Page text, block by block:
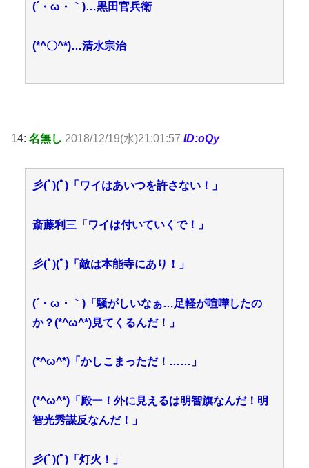
(´・ω・｀)…黒田官兵衛
(*^〇^*)…清水宗治
14: 名無し 2018/12/19(水)21:01:57 ID:oQy
彡(ﾟ)(ﾟ)「ワイはあいつを許さない！」
斎藤利三「ワイは付いていくで！」
彡(ﾟ)(ﾟ)「敵は本能寺にあり！」
(´・ω・｀)「騒がしいなぁ…足軽が喧嘩したの
か？(*^ω^*)見てくるんだ！」
(*^ω^*)「かしこまっただ！……」
(*^ω^*)「殿ー！外に見えるは明智旗なんだ！明
智光秀謀反なんだ！」
彡(ﾟ)(ﾟ)「灯火！」